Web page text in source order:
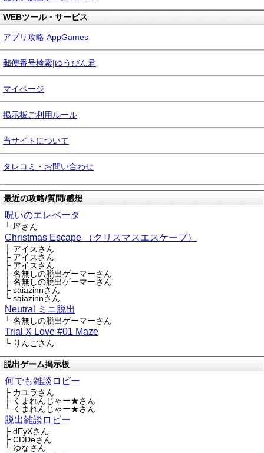
WEBツール・サービス
アプリ攻略 AppGames
郵便番号検索|ゆうびん君
マイページ
掲示板ご利用ルール
当サイトについて
タレコミ・お問い合わせ
最近の攻略/質問/感想
呪いのエレベータ
└ 坪さん
Christmas Escape （クリスマスエスケープ）
├ アイスさん
├ アイスさん
├ アイスさん
├ 名無しの脱出ゲーマーさん
├ 名無しの脱出ゲーマーさん
├ saiazinnさん
└ saiazinnさん
Neutral ミニ脱出
└ 名無しの脱出ゲーマーさん
Trial X Love #01 Maze
└ りんごさん
脱出ゲーム掲示板
何でも雑談ロビー
├ カユラさん
├ くまれんじゃー★さん
└ くまれんじゃー★さん
脱出雑談ロビー
├ dEyXさん
├ CDDeさん
└ ゆなさん